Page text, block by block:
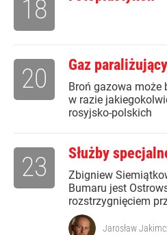
18
Gaz paraliżujący
Broń gazowa może
w razie
rosyjsko-polskich
20
Służby
Zbigniew
Bumaru jest
rozstrzygnięciem
23
Jarosław